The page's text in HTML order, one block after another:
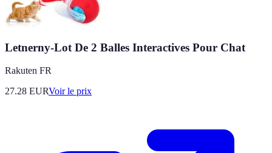
Letnerny-Lot De 2 Balles Interactives Pour Chat
Rakuten FR
27.28 EURVoir le prix